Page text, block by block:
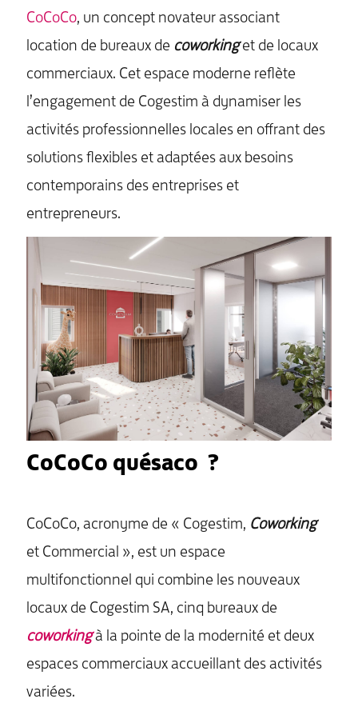
CoCoCo, un concept novateur associant
location de bureaux de coworking et de locaux
commerciaux. Cet espace moderne reflète
l’engagement de Cogestim à dynamiser les
activités professionnelles locales en offrant des
solutions flexibles et adaptées aux besoins
contemporains des entreprises et
entrepreneurs.
CoCoCo quésaco ?
CoCoCo, acronyme de « Cogestim, Coworking
et Commercial », est un espace
multifonctionnel qui combine les nouveaux
locaux de Cogestim SA, cinq bureaux de
coworking à la pointe de la modernité et deux
espaces commerciaux accueillant des activités
variées.